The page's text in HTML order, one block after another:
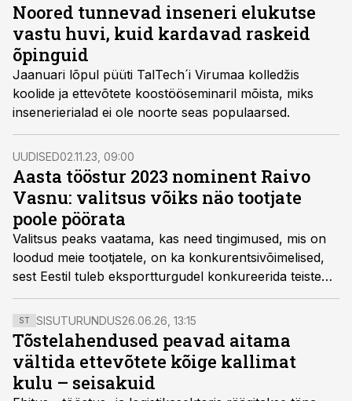
Noored tunnevad inseneri elukutse
vastu huvi, kuid kardavad raskeid
õpinguid
Jaanuari lõpul püüti TalTech´i Virumaa kolledžis
koolide ja ettevõtete koostööseminaril mõista, miks
insenerierialad ei ole noorte seas populaarsed.
UUDISED02.11.23, 09:00
Aasta tööstur 2023 nominent Raivo
Vasnu: valitsus võiks näo tootjate
poole pöörata
Valitsus peaks vaatama, kas need tingimused, mis on
loodud meie tootjatele, on ka konkurentsivõimelised,
sest Eestil tuleb eksportturgudel konkureerida teiste
riikidega, ütleb Aasta tööstur 2023 nominent ja NPM
Silmeti juht Raivo Vasnu.
ST SISUTURUNDUS26.06.26, 13:15
Tõstelahendused peavad aitama
vältida ettevõtete kõige kallimat
kulu – seisakuid